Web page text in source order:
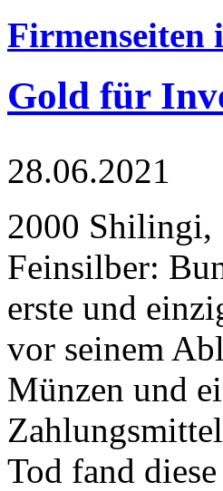
Firmenseiten
Gold für
28.06.2021
2000
Feinsilber:
erste und
vor seinem
Münzen und
Tod fand